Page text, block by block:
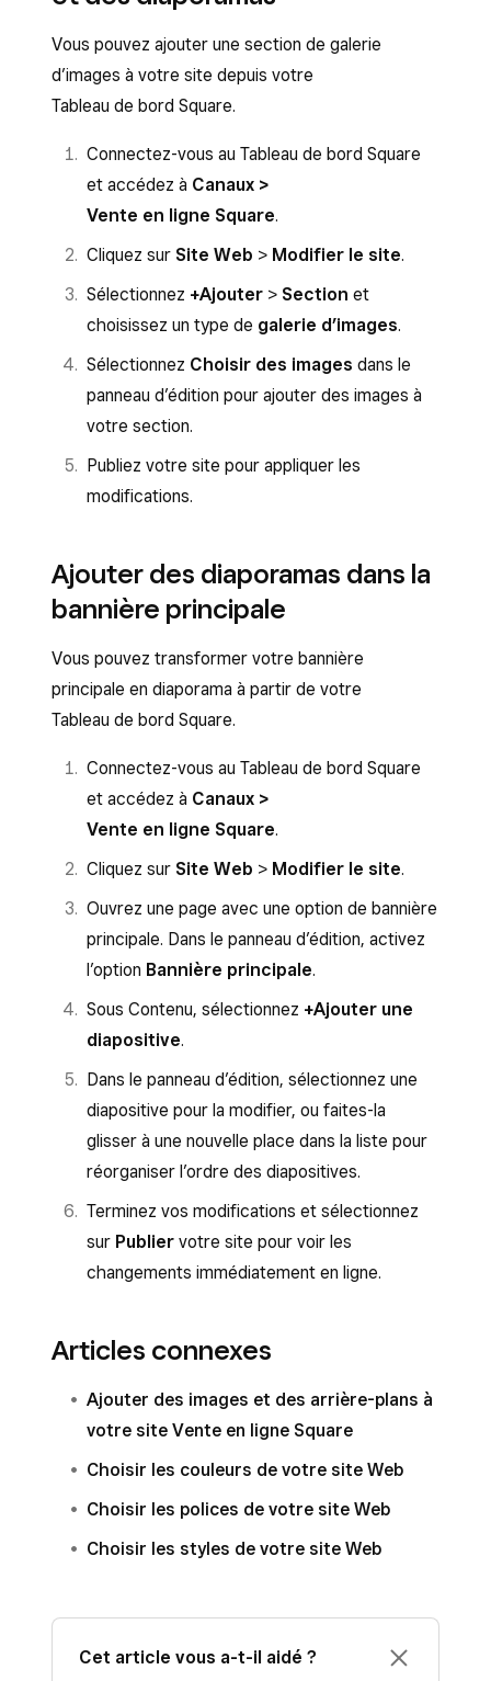
Vous pouvez ajouter une section de galerie
d’images à votre site depuis votre
Tableau de bord Square.
Connectez-vous au Tableau de bord Square
et accédez à Canaux >
Vente en ligne Square.
Cliquez sur Site Web > Modifier le site.
Sélectionnez +Ajouter > Section et
choisissez un type de galerie d’images.
Sélectionnez Choisir des images dans le
panneau d’édition pour ajouter des images à
votre section.
Publiez votre site pour appliquer les
modifications.
Ajouter des diaporamas dans la
bannière principale
Vous pouvez transformer votre bannière
principale en diaporama à partir de votre
Tableau de bord Square.
Connectez-vous au Tableau de bord Square
et accédez à Canaux >
Vente en ligne Square.
Cliquez sur Site Web > Modifier le site.
Ouvrez une page avec une option de bannière
principale. Dans le panneau d’édition, activez
l’option Bannière principale.
Sous Contenu, sélectionnez +Ajouter une
diapositive.
Dans le panneau d’édition, sélectionnez une
diapositive pour la modifier, ou faites-la
glisser à une nouvelle place dans la liste pour
réorganiser l’ordre des diapositives.
Terminez vos modifications et sélectionnez
sur Publier votre site pour voir les
changements immédiatement en ligne.
Articles connexes
Ajouter des images et des arrière-plans à
votre site Vente en ligne Square
Choisir les couleurs de votre site Web
Choisir les polices de votre site Web
Choisir les styles de votre site Web
Cet article vous a-t-il aidé ?